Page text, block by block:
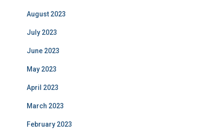
August 2023
July 2023
June 2023
May 2023
April 2023
March 2023
February 2023